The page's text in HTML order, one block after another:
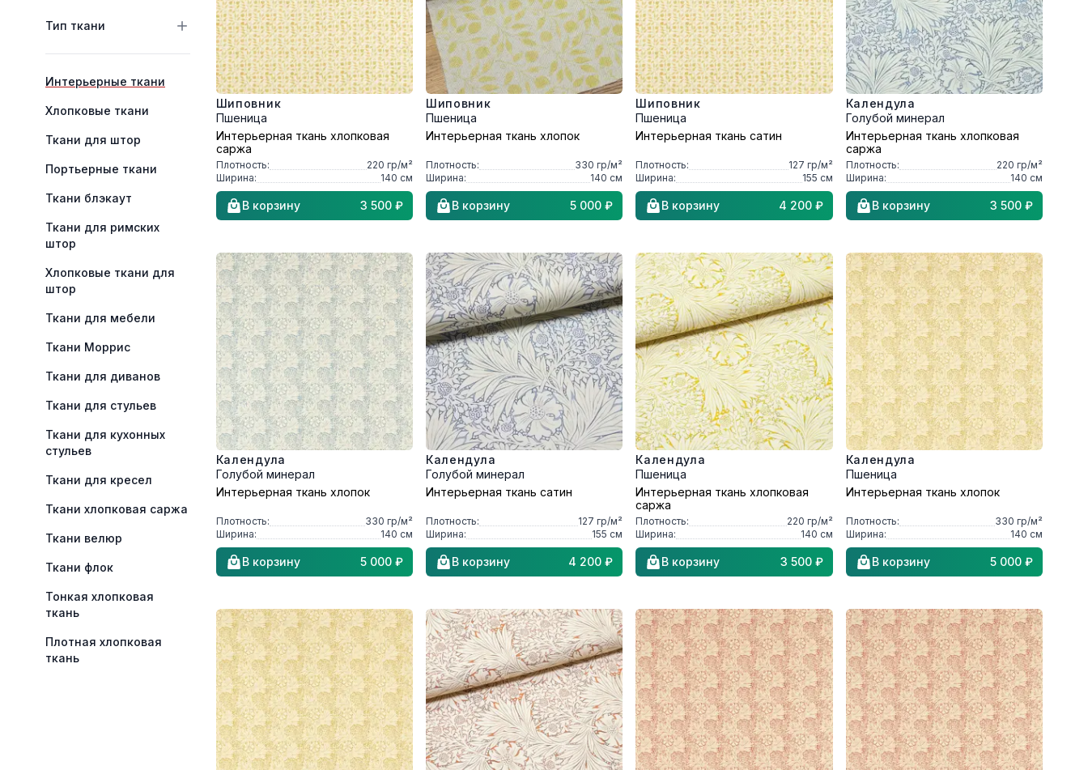
Тип ткани
Интерьерные ткани
Хлопковые ткани
Ткани для штор
Портьерные ткани
Ткани блэкаут
Ткани для римских
штор
Хлопковые ткани для
штор
Ткани для мебели
Ткани Моррис
Ткани для диванов
Ткани для стульев
Ткани для кухонных
стульев
Ткани для кресел
Ткани хлопковая саржа
Ткани велюр
Ткани флок
Тонкая хлопковая
ткань
Плотная хлопковая
ткань
Шиповник
Пшеница
Интерьерная ткань хлопковая
саржа
Плотность: 220 гр/м²
Ширина:
140 см
В корзину 3 500 ₽
Шиповник
Пшеница
Интерьерная ткань хлопок
Плотность: 330 гр/м²
Ширина:
140 см
В корзину 5 000 ₽
Шиповник
Пшеница
Интерьерная ткань сатин
Плотность: 127 гр/м²
Ширина:
155 см
В корзину 4 200 ₽
Календула
Голубой минерал
Интерьерная ткань хлопковая
саржа
Плотность: 220 гр/м²
Ширина:
140 см
В корзину 3 500 ₽
Календула
Голубой минерал
Интерьерная ткань хлопок
Плотность: 330 гр/м²
Ширина:
140 см
В корзину 5 000 ₽
Календула
Голубой минерал
Интерьерная ткань сатин
Плотность: 127 гр/м²
Ширина:
155 см
В корзину 4 200 ₽
Календула
Пшеница
Интерьерная ткань хлопковая
саржа
Плотность: 220 гр/м²
Ширина:
140 см
В корзину 3 500 ₽
Календула
Пшеница
Интерьерная ткань хлопок
Плотность: 330 гр/м²
Ширина:
140 см
В корзину 5 000 ₽